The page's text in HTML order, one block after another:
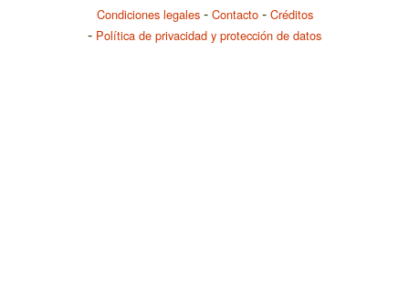
Condiciones legales Contacto
Créditos
Política de privacidad y protección de datos